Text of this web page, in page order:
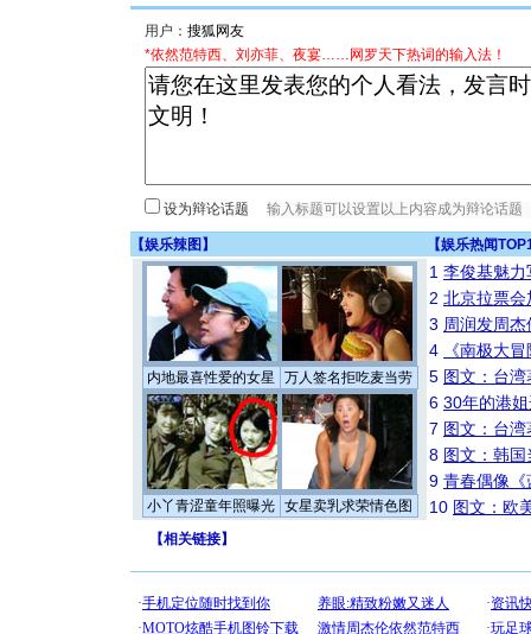
用户：
*依然范特西、刘亦菲、夜宴……网罗天下热词的输入法！
设为辩论话题
【娱乐辣图 】 【娱乐热闻
内地最喜性爱的女星 万人签名拒吃麦当劳
小丫青涩童年照曝光 女星卖乳求荣情色图
1 李俊基魅力
2 北京拉票
3 周润发周
4
《南极大
5 图文：台
6 30年的港
7 图文：台
8 图文：韩
9 青春偶像《
10 图文：欧
【相关链接】